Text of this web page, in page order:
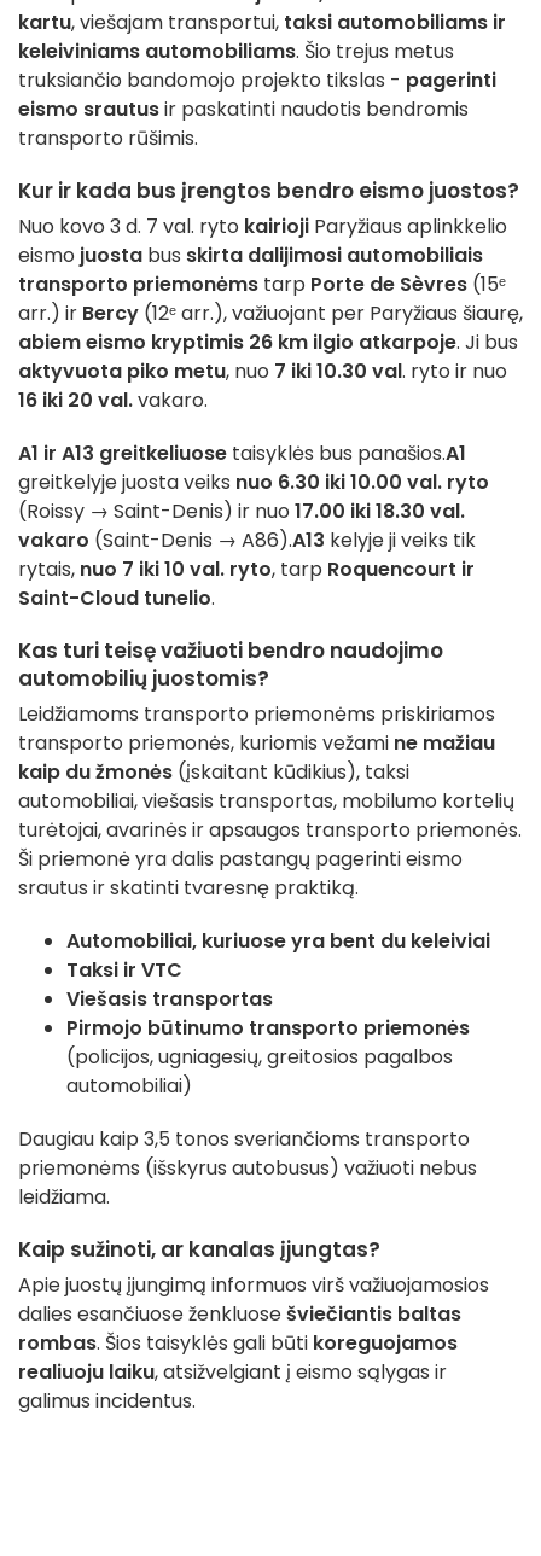
kartu, viešajam transportui, taksi automobiliams ir
keleiviniams automobiliams. Šio trejus metus
truksiančio bandomojo projekto tikslas - pagerinti
eismo srautusir paskatinti naudotis bendromis
transporto rūšimis.
Kur ir kada bus įrengtos bendro eismo juostos?
Nuo kovo 3 d. 7 val. ryto kairioji Paryžiaus aplinkkelio
eismo juosta bus skirta dalijimosi automobiliais
transporto priemonėms tarp Porte de Sèvres (15ᵉ
arr.) ir Bercy (12ᵉ arr.), važiuojant per Paryžiaus šiaurę,
abiem eismo kryptimis 26 km ilgio atkarpoje. Ji bus
aktyvuota piko metu, nuo 7 iki 10.30 val. ryto ir nuo
16 iki 20 val.vakaro.
A1 ir A13 greitkeliuose taisyklės bus panašios.A1
greitkelyje juosta veiks nuo 6.30 iki 10.00 val. ryto
(Roissy → Saint-Denis) ir nuo 17.00 iki 18.30 val.
vakaro (Saint-Denis → A86).A13 kelyje ji veiks tik
rytais, nuo 7 iki 10 val. ryto, tarp Roquencourt ir
Saint-Cloud tunelio.
Kas turi teisę važiuoti bendro naudojimo
automobilių juostomis?
Leidžiamoms transporto priemonėms priskiriamos
transporto priemonės, kuriomis vežami ne mažiau
kaip du žmonės (įskaitant kūdikius), taksi
automobiliai, viešasis transportas, mobilumo kortelių
turėtojai, avarinės ir apsaugos transporto priemonės.
Ši priemonė yra dalis pastangų pagerinti eismo
srautus ir skatinti tvaresnę praktiką.
Automobiliai, kuriuose yra bent du keleiviai
Taksi ir VTC
Viešasis transportas
Pirmojo būtinumo transporto priemonės
(policijos, ugniagesių, greitosios pagalbos
automobiliai)
Daugiau kaip 3,5 tonos sveriančioms transporto
priemonėms (išskyrus autobusus) važiuoti nebus
leidžiama.
Kaip sužinoti, ar kanalas įjungtas?
Apie juostų įjungimą informuos virš važiuojamosios
dalies esančiuose ženkluosešviečiantis baltas
rombas. Šios taisyklės gali būti koreguojamos
realiuoju laiku, atsižvelgiant į eismo sąlygas ir
galimus incidentus.